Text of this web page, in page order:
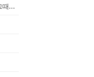
다시는 없을 역사상 전국민이 가장 행복했던 그때.(2002년...한일월드...